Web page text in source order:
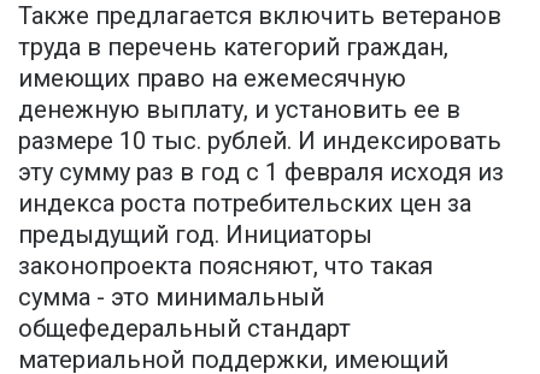
Также предлагается включить ветеранов
труда в перечень категорий граждан,
имеющих право на ежемесячную
денежную выплату, и установить ее в
размере 10 тыс. рублей. И индексировать
эту сумму раз в год с 1 февраля исходя из
индекса роста потребительских цен за
предыдущий год. Инициаторы
законопроекта поясняют, что такая
сумма - это минимальный
общефедеральный стандарт
материальной поддержки, имеющий